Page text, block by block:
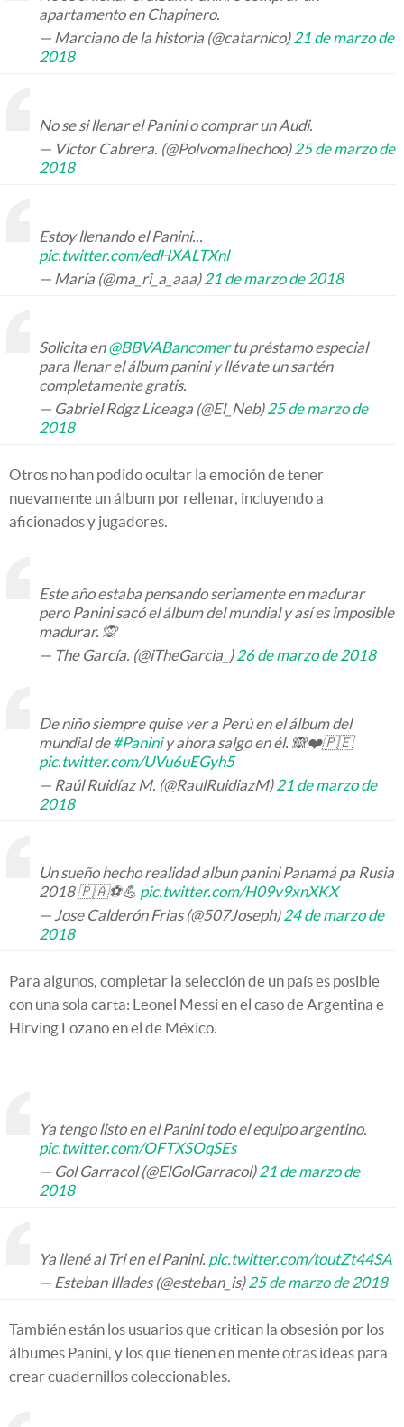
apartamento en Chapinero.
— Marciano de la historia (@catarnico)21 de marzo de
2018
No se si llenar el Panini o comprar un Audi.
— Víctor Cabrera. (@Polvomalhechoo)25 de marzo de
2018
Estoy llenando el Panini...
pic.twitter.com/edHXALTXnl
— María (@ma_ri_a_aaa)21 de marzo de 2018
Solicita en@BBVABancomertu préstamo especial
para llenar el álbum panini y llévate un sartén
completamente gratis.
— Gabriel Rdgz Liceaga (@El_Neb)25 de marzo de
2018
Otros no han podido ocultar la emoción de tener
nuevamente un álbum por rellenar, incluyendo a
aficionados y jugadores.
Este año estaba pensando seriamente en madurar
pero Panini sacó el álbum del mundial y así es imposible
madurar. 🙊
— The García. (@iTheGarcia_)26 de marzo de 2018
De niño siempre quise ver a Perú en el álbum del
mundial de#Paniniy ahora salgo en él. 🙈❤️🇵🇪
pic.twitter.com/UVu6uEGyh5
— Raúl Ruidíaz M. (@RaulRuidiazM)21 de marzo de
2018
Un sueño hecho realidad albun panini Panamá pa Rusia
2018 🇵🇦⚽💪 pic.twitter.com/H09v9xnXKX
— Jose Calderón Frias (@507Joseph)24 de marzo de
2018
Para algunos, completar la selección de un país es posible
con una sola carta: Leonel Messi en el caso de Argentina e
Hirving Lozano en el de México.
Ya tengo listo en el Panini todo el equipo argentino.
pic.twitter.com/OFTXSOqSEs
— Gol Garracol (@ElGolGarracol)21 de marzo de
2018
Ya llené al Tri en el Panini. pic.twitter.com/toutZt44SA
— Esteban Illades (@esteban_is)25 de marzo de 2018
También están los usuarios que critican la obsesión por los
álbumes Panini, y los que tienen en mente otras ideas para
crear cuadernillos coleccionables.